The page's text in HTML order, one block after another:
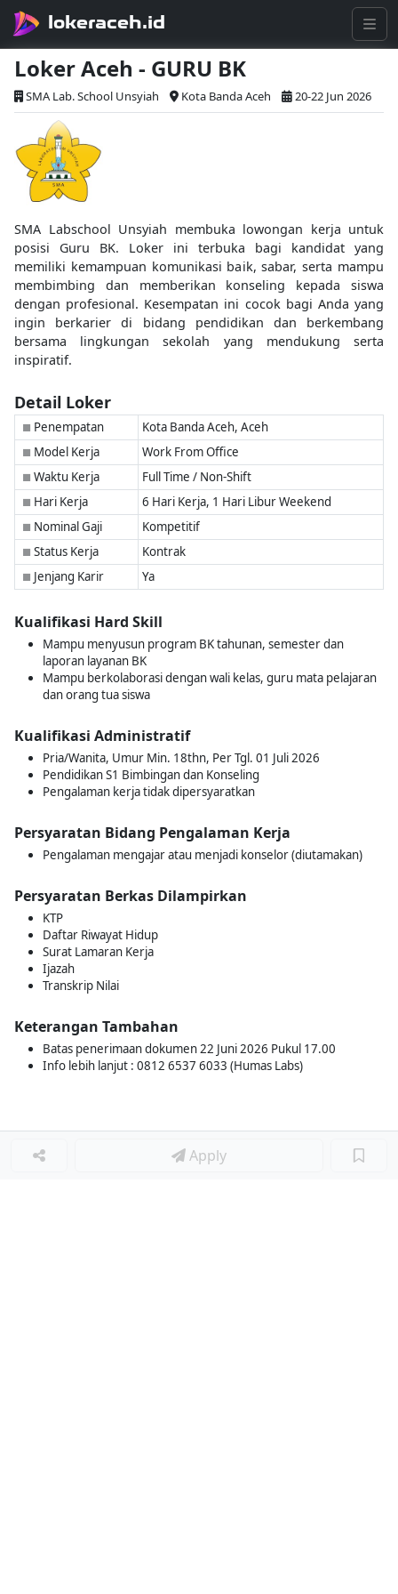
lokeraceh.id
Loker Aceh - GURU BK
SMA Lab. School Unsyiah Kota Banda Aceh 20-22 Jun 2026
SMA Labschool Unsyiah membuka lowongan kerja untuk
posisi Guru BK. Loker ini terbuka bagi kandidat yang
memiliki kemampuan komunikasi baik, sabar, serta mampu
membimbing dan memberikan konseling kepada siswa
dengan profesional. Kesempatan ini cocok bagi Anda yang
ingin berkarier di bidang pendidikan dan berkembang
bersama lingkungan sekolah yang mendukung serta
inspiratif.
Detail Loker
■ Penempatan Kota Banda Aceh, Aceh
■ Model Kerja Work From Office
■ Waktu Kerja Full Time / Non-Shift
■ Hari Kerja 6 Hari Kerja, 1 Hari Libur Weekend
■ Nominal Gaji Kompetitif
■ Status Kerja Kontrak
■ Jenjang Karir Ya
Kualifikasi Hard Skill
Mampu menyusun program BK tahunan, semester dan
laporan layanan BK
Mampu berkolaborasi dengan wali kelas, guru mata pelajaran
dan orang tua siswa
Kualifikasi Administratif
Pria/Wanita, Umur Min. 18thn, Per Tgl. 01 Juli 2026
Pendidikan S1 Bimbingan dan Konseling
Pengalaman kerja tidak dipersyaratkan
Persyaratan Bidang Pengalaman Kerja
Pengalaman mengajar atau menjadi konselor (diutamakan)
Persyaratan Berkas Dilampirkan
KTP
Daftar Riwayat Hidup
Surat Lamaran Kerja
Ijazah
Transkrip Nilai
Keterangan Tambahan
Batas penerimaan dokumen 22 Juni 2026 Pukul 17.00
Info lebih lanjut : 0812 6537 6033 (Humas Labs)
Apply